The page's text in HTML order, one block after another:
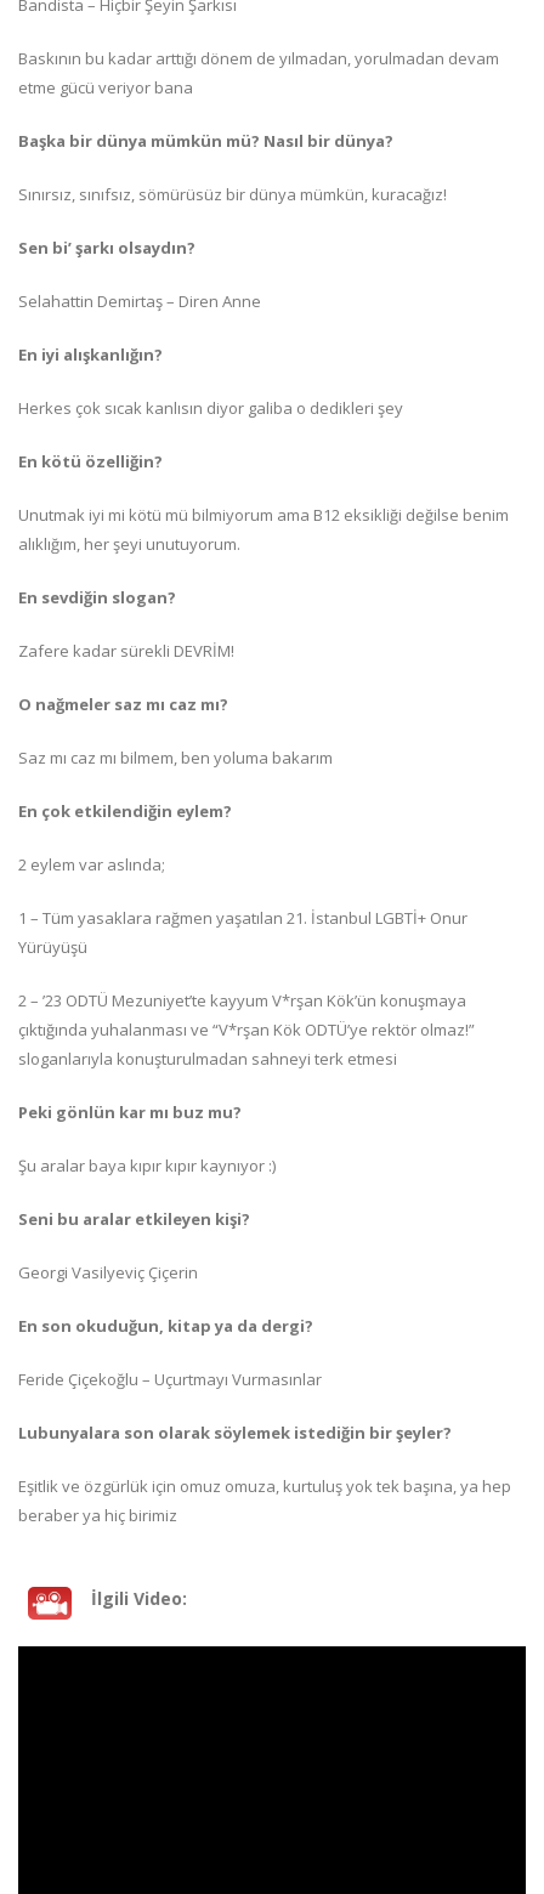
Bandista – Hiçbir Şeyin Şarkısı
Baskının bu kadar arttığı dönem de yılmadan, yorulmadan devam
etme gücü veriyor bana
Başka bir dünya mümkün mü? Nasıl bir dünya?
Sınırsız, sınıfsız, sömürüsüz bir dünya mümkün, kuracağız!
Sen bi’ şarkı olsaydın?
Selahattin Demirtaş – Diren Anne
En iyi alışkanlığın?
Herkes çok sıcak kanlısın diyor galiba o dedikleri şey
En kötü özelliğin?
Unutmak iyi mi kötü mü bilmiyorum ama B12 eksikliği değilse benim
alıklığım, her şeyi unutuyorum.
En sevdiğin slogan?
Zafere kadar sürekli DEVRİM!
O nağmeler saz mı caz mı?
Saz mı caz mı bilmem, ben yoluma bakarım
En çok etkilendiğin eylem?
2 eylem var aslında;
1 – Tüm yasaklara rağmen yaşatılan 21. İstanbul LGBTİ+ Onur
Yürüyüşü
2 – ’23 ODTÜ Mezuniyet’te kayyum V*rşan Kök’ün konuşmaya
çıktığında yuhalanması ve “V*rşan Kök ODTÜ’ye rektör olmaz!”
sloganlarıyla konuşturulmadan sahneyi terk etmesi
Peki gönlün kar mı buz mu?
Şu aralar baya kıpır kıpır kaynıyor :)
Seni bu aralar etkileyen kişi?
Georgi Vasilyeviç Çiçerin
En son okuduğun, kitap ya da dergi?
Feride Çiçekoğlu – Uçurtmayı Vurmasınlar
Lubunyalara son olarak söylemek istediğin bir şeyler?
Eşitlik ve özgürlük için omuz omuza, kurtuluş yok tek başına, ya hep
beraber ya hiç birimiz
İlgili Video: